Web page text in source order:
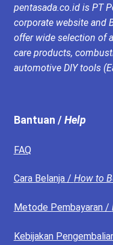
pentasada.co.id is PT
corporate website and
offer wide selection of
care products,
automotive DIY tools
Bantuan /Help
FAQ
Cara Belanja / How to
Metode Pembayaran /
Kebijakan